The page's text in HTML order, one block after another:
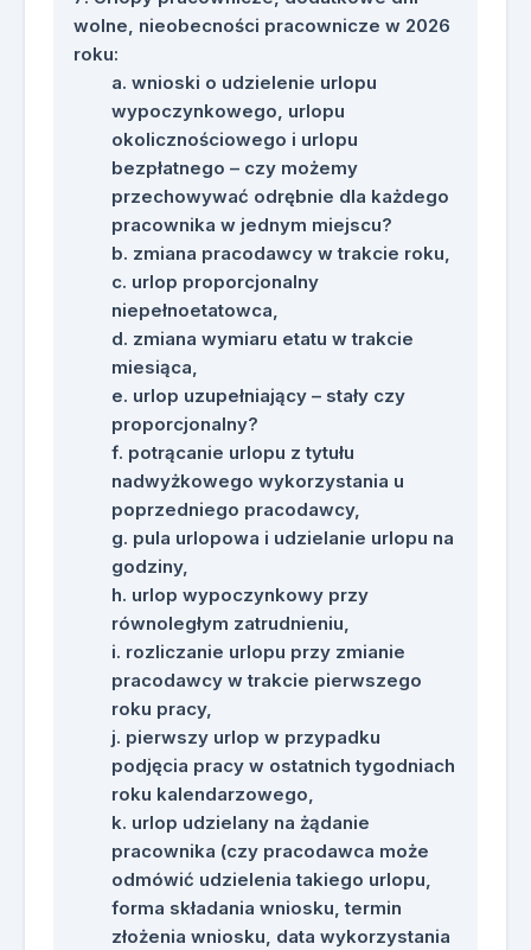
wolne, nieobecności pracownicze w 2026
roku:
wnioski o udzielenie urlopu
wypoczynkowego, urlopu
okolicznościowego i urlopu
bezpłatnego – czy możemy
przechowywać odrębnie dla każdego
pracownika w jednym miejscu?
zmiana pracodawcy w trakcie roku,
urlop proporcjonalny
niepełnoetatowca,
zmiana wymiaru etatu w trakcie
miesiąca,
urlop uzupełniający – stały czy
proporcjonalny?
potrącanie urlopu z tytułu
nadwyżkowego wykorzystania u
poprzedniego pracodawcy,
pula urlopowa i udzielanie urlopu na
godziny,
urlop wypoczynkowy przy
równoległym zatrudnieniu,
rozliczanie urlopu przy zmianie
pracodawcy w trakcie pierwszego
roku pracy,
pierwszy urlop w przypadku
podjęcia pracy w ostatnich tygodniach
roku kalendarzowego,
urlop udzielany na żądanie
pracownika (czy pracodawca może
odmówić udzielenia takiego urlopu,
forma składania wniosku, termin
złożenia wniosku, data wykorzystania